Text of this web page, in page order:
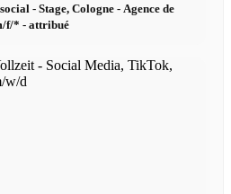
x Lukinski
x FIV
- Stage, Cologne - Agence de
f/* - attribué